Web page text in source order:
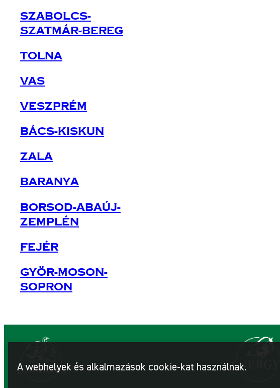
Szabolcs-
Szatmár-Bereg
Tolna
Vas
Veszprém
Bács-Kiskun
Zala
Baranya
Borsod-Abaúj-
Zemplén
Fejér
Györ-Moson-
Sopron
A webhelyek és alkalmazások cookie-kat használnak.